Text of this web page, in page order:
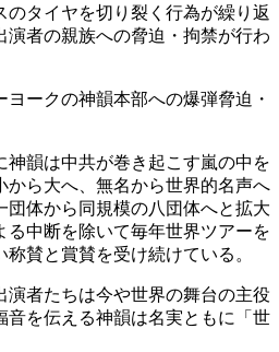
のタイヤを切り裂く行為が繰り返
演者の親族への脅迫・拘禁が行わ
ヨークの神韻本部への爆弾脅迫・
神韻は中共が巻き起こす嵐の中を
から大へ、無名から世界的名声へ
団体から同規模の八団体へと拡大
る中断を除いて毎年世界ツアーを
賛と賞賛を受け続けている。
演者たちは今や世界の舞台の主役
音を伝える神韻は名実ともに「世